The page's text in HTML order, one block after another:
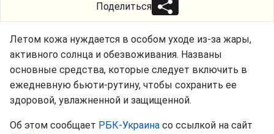
Поделиться
Летом кожа нуждается в особом уходе из-за жары,
активного солнца и обезвоживания. Названы
основные средства, которые следует включить в
ежедневную бьюти-рутину, чтобы сохранить ее
здоровой, увлажненной и защищенной.
Об этом сообщает РБК-Украина со ссылкой на сайт